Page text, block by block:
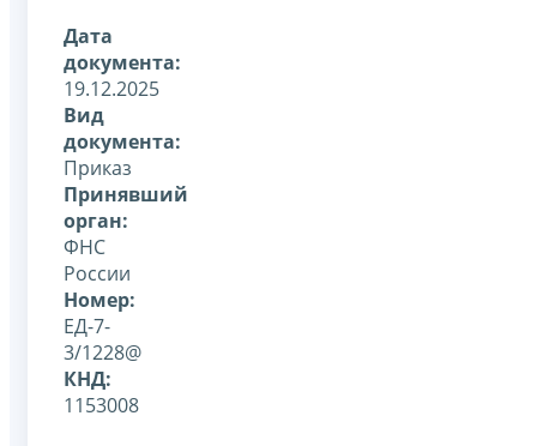
Дата
документа:
19.12.2025
Вид
документа:
Приказ
Принявший
орган:
ФНС
России
Номер:
ЕД-7-
3/1228@
КНД:
1153008